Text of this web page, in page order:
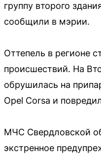
группу второго
сообщили в мэрии.
Оттепель в регионе
происшествий. На
обрушилась на
Opel Corsa и
МЧС Свердловской
экстренное